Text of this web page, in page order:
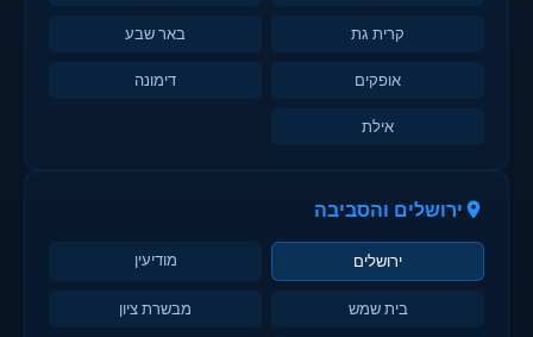
קרית גת באר שבע
אופקים דימונה
אילת
ירושלים והסביבה
ירושלים מודיעין
בית שמש מבשרת ציון